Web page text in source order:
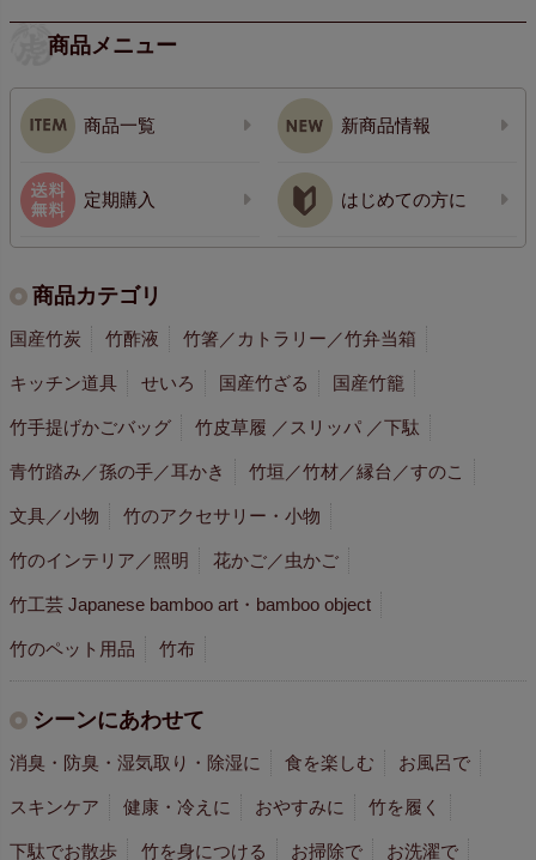
商品メニュー
商品一覧 新商品情報
定期購入 はじめての方に
商品カテゴリ
国産竹炭 竹酢液 竹箸／カトラリー／竹弁当箱
キッチン道具 せいろ 国産竹ざる 国産竹籠
竹手提げかごバッグ 竹皮草履 ／スリッパ ／下駄
青竹踏み／孫の手／耳かき 竹垣／竹材／縁台／すのこ
文具／小物 竹のアクセサリー・小物
竹のインテリア／照明 花かご／虫かご
竹工芸 Japanese bamboo art・bamboo object
竹のペット用品 竹布
シーンにあわせて
消臭・防臭・湿気取り・除湿に 食を楽しむ お風呂で
スキンケア 健康・冷えに おやすみに 竹を履く
下駄でお散歩 竹を身につける お掃除で お洗濯で